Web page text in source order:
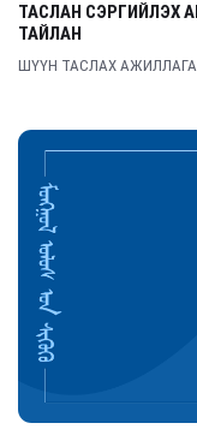
ТАСЛАН СЭРГИЙЛЭХ
ТАЙЛАН
ШҮҮН ТАСЛАХ